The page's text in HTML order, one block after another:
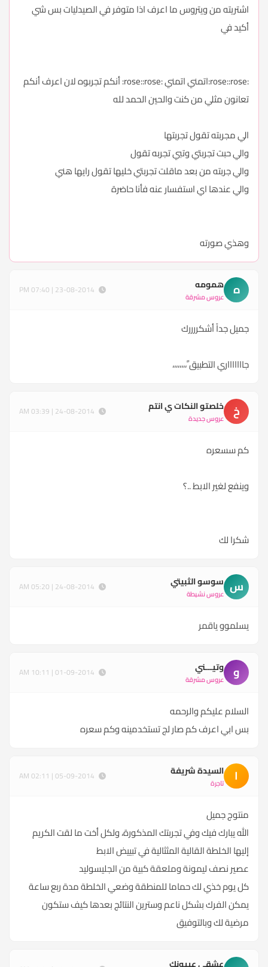
اشتريته من ويتروس ما اعرف اذا متوفر في الصيدليات بس شي
أكيد في
:rose::rose:اتمني اتمني :rose::rose: أنكم تجربوه لان اعرف أنكم
تعانون مثلي من كنت والحين الحمد لله
الي مجربته تقول تجربتها
والي حبت تجربتي وتبي تجربه تقول
والي جربته من بعد ماقلت تجربتي خليها تقول رايها هني
والي عندها اي استفسار عنه فأنا حاضرة
وهذي صورته
ه همومه
عروس مشرقة
جميل جداً أشكررررك
جاااااااري التطبيق ً،،،،،،،،
خ خلصتو النكات ي انتم
عروس جديدة
كم سسعره
وينفع لغير الابط ..؟
شكرا لك
س سوسو الثبيتي
عروس نشيطة
يسلموو ياقمر
و وتيـــني
عروس مشرقة
السلام عليكم والرحمه
بس ابي اعرف كم صار لج تستخدمينه وكم سعره
ا السيدة شريفة
تاجرة
منتوج جميل
الله يبارك فيك وفي تجربتك المذكورة، ولكل أخت ما لقت الكريم
إليها الخلطة القالية المثثالية في تبييض الابط
عصير نصف ليمونة وملعقة كبية من الجليسوليد
كل يوم خذي لك حماما للمنطقة وضعي الخلطة مدة ربع ساعة
يمكن الفرك بشكل ناعم وسترين النتائج بعدها كيف ستكون
مرضية لك وبالتوفيق
عشقي عييونك